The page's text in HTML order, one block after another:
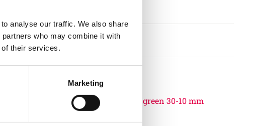
analyse our traffic. We also share
who may combine it with
of their services.
Marketing
06532507